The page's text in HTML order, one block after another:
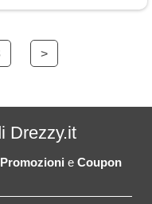
>
Drezzy.it
Promozioni e Coupon